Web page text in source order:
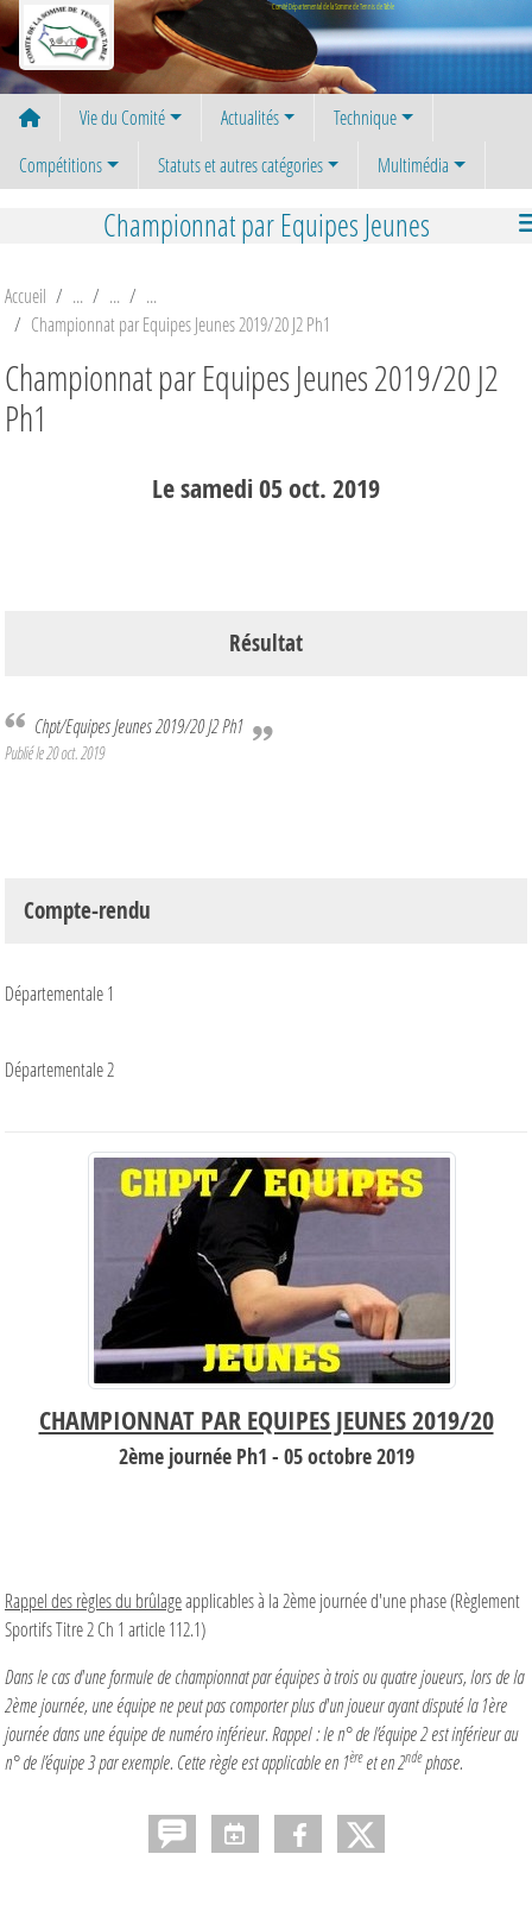
Comité Départemental de la Somme de Tennis de Table
Vie du Comité Actualités
Technique
Compétitions
Statuts et autres catégories Multimédia
Championnat par Equipes Jeunes
Accueil
Championnat par Equipes Jeunes 2019/20 J2 Ph1
Championnat par Equipes Jeunes 2019/20 J2
Ph1
Lesamedi05oct.2019
Résultat
Chpt/Equipes Jeunes 2019/20 J2 Ph1
Publié le20 oct. 2019
Compte-rendu
Départementale 1
Départementale 2
CHAMPIONNAT PAR EQUIPES JEUNES 2019/20
2ème journée Ph1 - 05 octobre 2019
Rappel des règles du brûlageapplicables à la 2ème journée d'une phase (Règlement
Sportifs Titre 2 Ch 1 article 112.1)
Dans le cas d'une formule de championnat par équipes à trois ou quatre joueurs, lors de la
2ème journée, une équipe ne peut pas comporter plus d'un joueur ayant disputé la 1ère
journée dans une équipe de numéro inférieur. Rappel : le n° de l’équipe 2 est inférieur au
n° de l’équipe 3 par exemple. Cette règle est applicable en 1èreet en 2ndephase.
Panneau de gestion des cookies